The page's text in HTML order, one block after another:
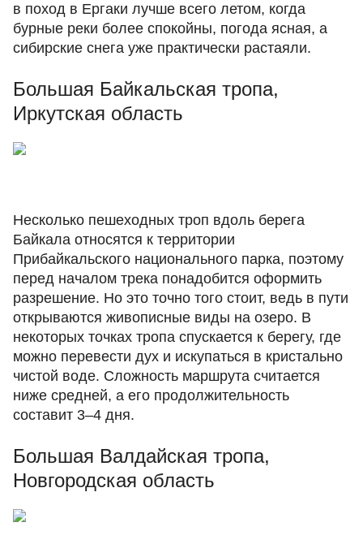
в поход в Ергаки лучше всего летом, когда
бурные реки более спокойны, погода ясная, а
сибирские снега уже практически растаяли.
Большая Байкальская тропа,
Иркутская область
Несколько пешеходных троп вдоль берега
Байкала относятся к территории
Прибайкальского национального парка, поэтому
перед началом трека понадобится оформить
разрешение. Но это точно того стоит, ведь в пути
открываются живописные виды на озеро. В
некоторых точках тропа спускается к берегу, где
можно перевести дух и искупаться в кристально
чистой воде. Сложность маршрута считается
ниже средней, а его продолжительность
составит 3–4 дня.
Большая Валдайская тропа,
Новгородская область